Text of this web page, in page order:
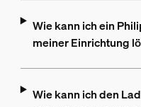
Wie kann ich ein
meiner Einrichtung
Wie kann ich den